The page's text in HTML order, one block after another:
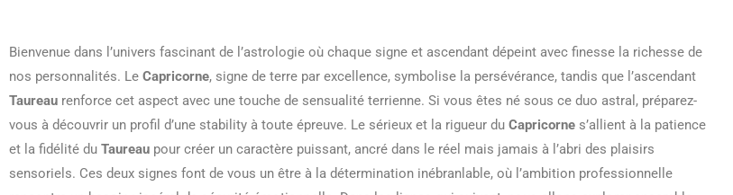
Bienvenue dans l’univers fascinant de l’astrologie où chaque signe et ascendant dépeint avec finesse la richesse de
nos personnalités. Le Capricorne, signe de terre par excellence, symbolise la persévérance, tandis que l’ascendant
Taureau renforce cet aspect avec une touche de sensualité terrienne. Si vous êtes né sous ce duo astral, préparez-
vous à découvrir un profil d’une stability à toute épreuve. Le sérieux et la rigueur du Capricorne s’allient à la patience
et la fidélité du Taureau pour créer un caractère puissant, ancré dans le réel mais jamais à l’abri des plaisirs
sensoriels. Ces deux signes font de vous un être à la détermination inébranlable, où l’ambition professionnelle